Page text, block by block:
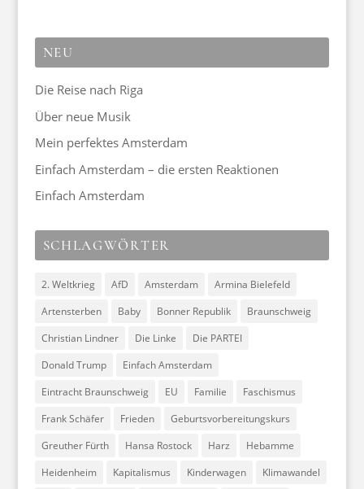
NEU
Die Reise nach Riga
Über neue Musik
Mein perfektes Amsterdam
Einfach Amsterdam – die ersten Reaktionen
Einfach Amsterdam
SCHLAGWÖRTER
2. Weltkrieg AfD Amsterdam
Armina Bielefeld
Artensterben
Baby Bonner Republik
Braunschweig
Christian Lindner
Die Linke
Die PARTEI
Donald Trump
Einfach Amsterdam
Eintracht Braunschweig
EU Familie
Faschismus
Frank Schäfer
Frieden
Geburtsvorbereitungskurs
Greuther Fürth
Hansa Rostock Harz
Hebamme
Heidenheim
Kapitalismus Kinderwagen
Klimawandel